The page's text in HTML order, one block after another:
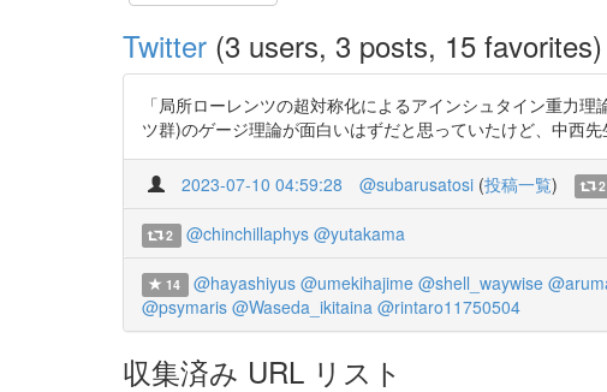
Twitter (3 users, 3 posts, 15 favorites)
「局所ローレンツの超対称化によるアインシュタイン重力
ツ群)のゲージ理論が面白いはずだと思っていたけど、中西
2023-07-10 04:59:28 @subarusatosi (投稿一覧) 2
2 @chinchillaphys @yutakama
14 @hayashiyus @umekihajime @shell_waywise
@psymaris @Waseda_ikitaina @rintaro11750504
収集済み URL リスト